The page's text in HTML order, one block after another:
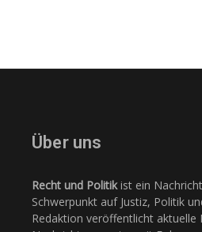
Über uns
Recht und Politikist ein
Schwerpunkt auf Justiz, Politik
Redaktion veröffentlicht aktuelle